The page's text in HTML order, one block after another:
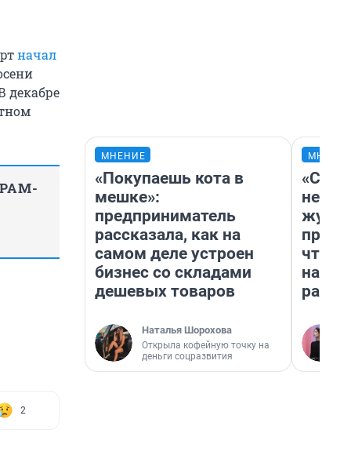
начал
декабре
2
МНЕНИЕ
«Покупаешь кота в
мешке»:
предприниматель
рассказала, как на
самом деле устроен
бизнес со складами
дешевых товаров
Наталья Шорохова
Открыла кофейную точку на
деньги соцразвития
на
ради